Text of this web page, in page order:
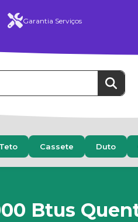
Garantia Serviços
Cassete Duto
Btus